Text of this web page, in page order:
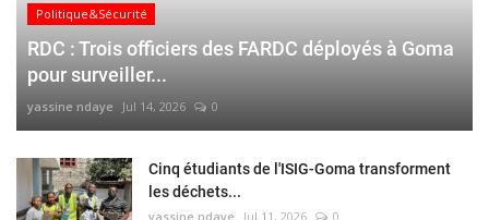
Politique&Sécurité
RDC : Trois officiers des FARDC déployés à Goma
pour surveiller...
yassine ndaye Jul 14, 2026 0
Cinq étudiants de l'ISIG-Goma transforment
les déchets...
yassine ndaye Jul 11, 2026 0